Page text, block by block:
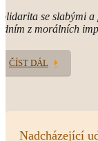
se slabými
z morálních
ČÍST DÁL
Nadcházející